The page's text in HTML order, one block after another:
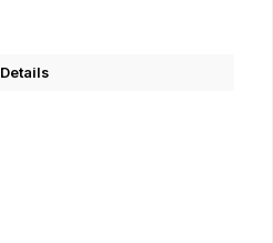
Details